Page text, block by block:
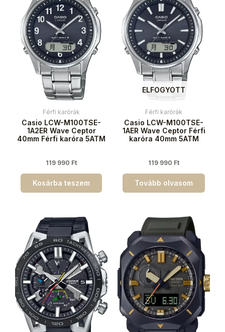
Férfi karórák
Casio LCW-M100TSE-
1A2ER Wave Ceptor
40mm Férfi karóra 5ATM
119 990 Ft
Kosárba teszem
ELFOGYOTT
Férfi karórák
Casio LCW-M100TSE-
1AER Wave Ceptor Férfi
karóra 40mm 5ATM
119 990 Ft
Tovább olvasom